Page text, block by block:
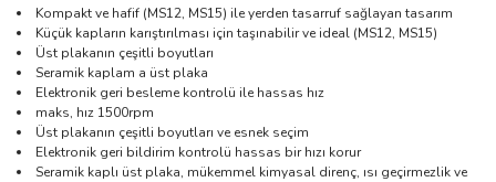
Kompakt ve hafif (MS12, MS15) ile yerden tasarruf sağlayan tasarım
Küçük kapların karıştırılması için taşınabilir ve ideal (MS12, MS15)
Üst plakanın çeşitli boyutları
Seramik kaplam a üst plaka
Elektronik geri besleme kontrolü ile hassas hız
maks, hız 1500rpm
Üst plakanın çeşitli boyutları ve esnek seçim
Elektronik geri bildirim kontrolü hassas bir hızı korur
Seramik kaplı üst plaka, mükemmel kimyasal direnç, ısı geçirmezlik ve